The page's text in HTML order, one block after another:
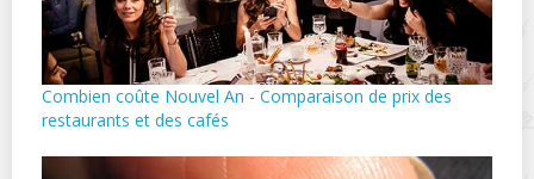
Combien coûte Nouvel An - Comparaison de prix des
restaurants et des cafés